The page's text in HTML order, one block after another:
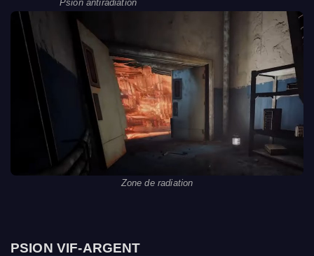
Psion antiradiation
Zone de radiation
PSION VIF-ARGENT